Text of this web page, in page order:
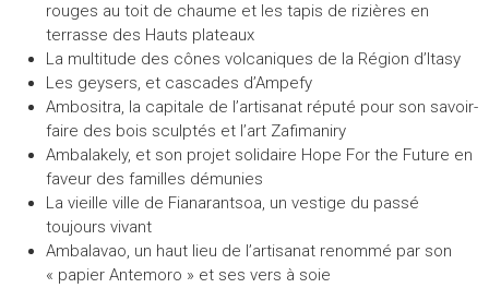
rouges au toit de chaume et les tapis de rizières en
terrasse des Hauts plateaux
La multitude des cônes volcaniques de la Région d’Itasy
Les geysers, et cascades d’Ampefy
Ambositra, la capitale de l’artisanat réputé pour son savoir-
faire des bois sculptés et l’art Zafimaniry
Ambalakely, et son projet solidaire Hope For the Future en
faveur des familles démunies
La vieille ville de Fianarantsoa, un vestige du passé
toujours vivant
Ambalavao, un haut lieu de l’artisanat renommé par son
« papier Antemoro » et ses vers à soie